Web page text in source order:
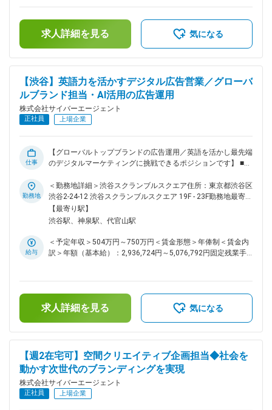
のための「仕入れ交渉」がメインです ◎リレーション構築・
ステークホルダー調整：電子取次、出版社など、プロジェクト
ごと関係者と密に連携し企画実現への推進を行っていただきま
す。 ◎プロジェクトマネジメント：ABEMA、編成、開発など
だきます。 ◎市場・競合分析およびプランニング（中長
期）：競合他社や出版社、市場動向の徹底したリサーチ・分析
を元にした戦略立案 企画をABEMA上でどのように見せ、継続
購入に繋げるかという編成・マーケティング領域の企画立案 ※
将来的には、事業全体の設計を担う事業責任者を目指していた
だくことも可能です。 ■具体的な業務の流れ： ・社外のキー
ます。 ・入社直後は営業責任者のサポートのもとで業務のキ
ャッチアップを行っていただきますが、成果創出の基盤が整い
組んでいただきます。 ■当ポジションの魅力： ・数百万規模
のユーザー基盤を持つプラットフォームと、既存事業のアセッ
トを活用し、市場に大きなインパクトを与える新規事業の立ち
上げに参画できます。 ・明確な型や前例がない環境だからこ
を牽引する圧倒的な打席数が用意されています。 変更の範
囲：会社の定める業務
割）（一律手当を含む）＜昇給有無＞有＜残業手当＞有＜給与
補足＞※給与は経験、能力、スキル等を考慮し、当社規定によ
り決定します。※半期ごとの目標管理制度を導入しており、評
業手当46時間分。超過分は別途支給します。■給与改定（年2
回）賃金はあくまでも目安の金額であり、選考を通じて上下す
る可能性があります。月給(月額)は固定手当を含めた表記で
す。
求人詳細を見る 気になる
【渋谷】英語力を活かすデジタル広告営業／グローバ
ルブランド担当・AI活用の広告運用
株式会社サイバーエージェント
正社員 上場企業
仕事
【グローバルトップブランドの広告運用／英語を活かし最先端
のデジタルマーケティングに挑戦できるポジションです】 ■業
ラスのグローバルブランドを専任で担当し、クライアントのグ
ローバルチームと英語で直接連携しながら、日本市場における
広告運用やメディアプランニング、プロジェクト推進を担いま
す。英語を用いたコミュニケーション力とデジタル広告の知見
ます。 ■業務詳細 ・クライアントのグローバルチームとの英
語定例ミーティングにて、実績報告・課題抽出・質疑応答対応
たメディアプランニングと運用 ・配信データをリアルタイム
で分析し、AI広告プロダクト（極予想AI等）を用いたPDCAサ
イクルの推進 ・ダッシュボードや各種ツールを活用したレポ
ーティング、異常値検知と対応 ・プロジェクトの予算・進捗
最新のAI広告プロダクトやクリエイティブスタジオを駆使し、
グローバルな広告効果最大化に特化した提案を行います。 ■組
織構成 数十人規模のプロジェクトチームで協働し、各メンバ
ーが高い専門性を発揮しながら業務を推進しています。 ■業務
の魅力 億単位規模のグローバルアカウントを担当し、世界基
準のマーケティング実務経験を積めます。英語とデジタル広告
勤務地
＜勤務地詳細＞渋谷スクランブルスクエア住所：東京都渋谷区
渋谷2-24-12 渋谷スクランブルスクエア 19F - 23F勤務地最寄
駅：JR各線／渋谷駅受動喫煙対策：屋内全面禁煙変更の範
囲：会社の定める事業所（リモートワーク含む）
【最寄り駅】
渋谷駅、神泉駅、代官山駅
給与
＜予定年収＞504万円～750万円＜賃金形態＞年俸制＜賃金内
訳＞年額（基本給）：2,936,724円～5,076,792円固定残業手
有無＞有＜残業手当＞有＜給与補足＞年収には通常残業手当
80時間分が含まれています。・月間インセンティブ・査定：
年2回※年収上限以上に関しては別途検討可能賃金はあくまで
す。月給(月額)は固定手当を含めた表記です。
求人詳細を見る 気になる
【週2在宅可】空間クリエイティブ企画担当◆社会を
動かす次世代のブランディングを実現
株式会社サイバーエージェント
正社員 上場企業